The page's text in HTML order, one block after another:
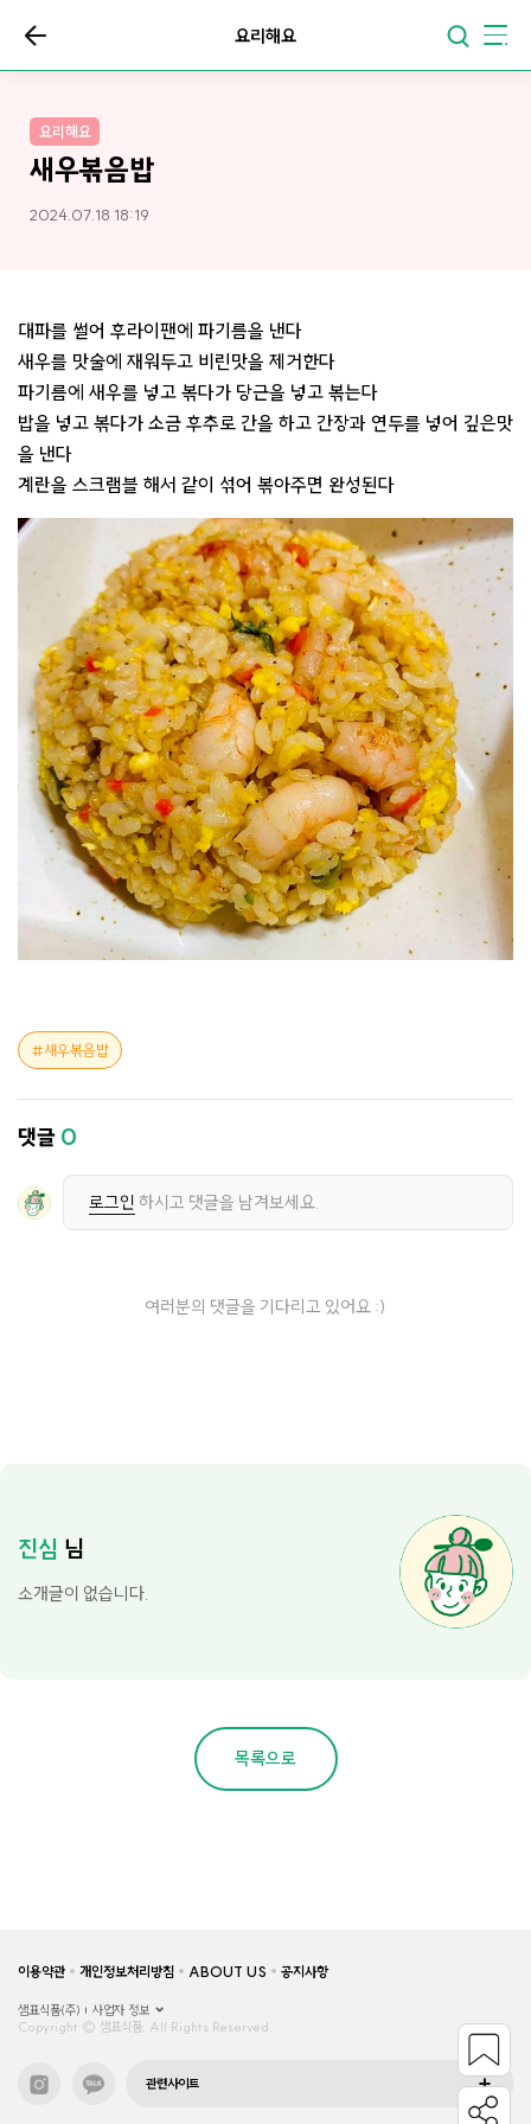
요리해요
요리해요
새우볶음밥
2024.07.18 18:19
대파를 썰어 후라이팬에 파기름을 낸다
새우를 맛술에 재워두고 비린맛을 제거한다
파기름에 새우를 넣고 볶다가 당근을 넣고 볶는다
밥을 넣고 볶다가 소금 후추로 간을 하고 간장과 연두를 넣어 깊은맛
을 낸다
계란을 스크램블 해서 같이 섞어 볶아주면 완성된다
새우볶음밥
댓글 0
로그인 하시고 댓글을 남겨보세요.
여러분의 댓글을 기다리고 있어요 :)
진심 님
소개글이 없습니다.
목록으로
이용약관 개인정보처리방침 ABOUT US 공지사항
샘표식품(주)
사업자 정보
Copyright © 샘표식품, All Rights Reserved.
관련사이트